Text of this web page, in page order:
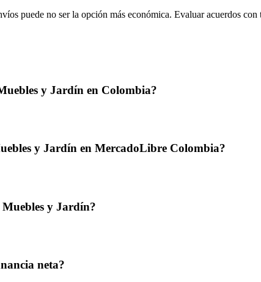
puede no ser la opción más económica. Evaluar acuerdos
y Jardín en Colombia?
y Jardín en MercadoLibre Colombia?
y Jardín?
neta?